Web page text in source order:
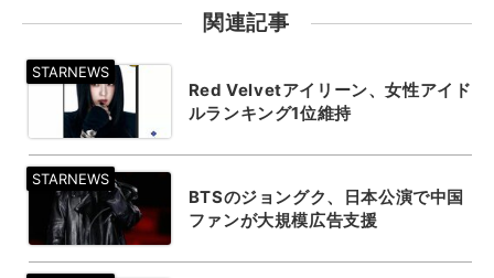
関連記事
Red Velvetアイリーン、女性アイド
ルランキング1位維持
BTSのジョングク、日本公演で中国
ファンが大規模広告支援